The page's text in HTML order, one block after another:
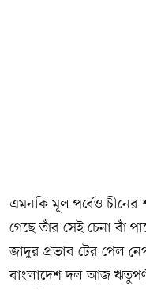
এমনকি মূল পর্বেও চীনের
গেছে তাঁর সেই চেনা বাঁ
জাদুর প্রভাব টের পেল
বাংলাদেশ দল আজ